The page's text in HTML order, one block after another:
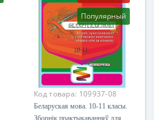
Популярный
Код товара: 109937-08
Беларуская мова. 10-11 класы.
Зборнік практыкаванняў для